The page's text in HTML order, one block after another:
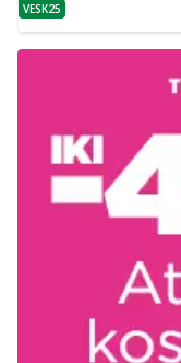
patarimas
VESK25